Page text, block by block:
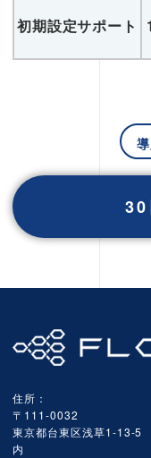
初期設定サポート
30
住所：
〒111-0032
東京都台東区浅草1-13-
内